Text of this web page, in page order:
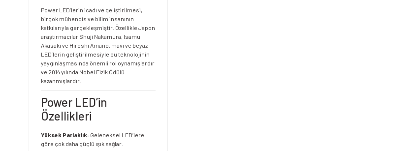
Power LED’lerin icadı ve geliştirilmesi,
birçok mühendis ve bilim insanının
katkılarıyla gerçekleşmiştir. Özellikle Japon
araştırmacılar Shuji Nakamura, Isamu
Akasaki ve Hiroshi Amano, mavi ve beyaz
LED’lerin geliştirilmesiyle bu teknolojinin
yaygınlaşmasında önemli rol oynamışlardır
ve 2014 yılında Nobel Fizik Ödülü
kazanmışlardır.
Power LED’in
Özellikleri
Yüksek Parlaklık: Geleneksel LED’lere
göre çok daha güçlü ışık sağlar.